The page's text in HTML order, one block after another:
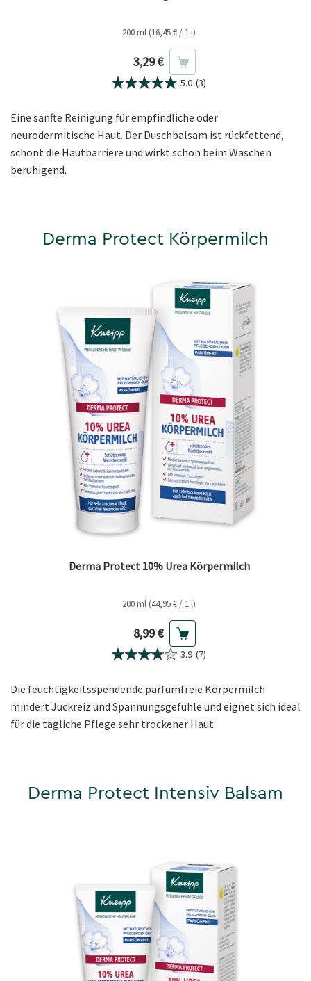
200 ml (16,45 € / 1 l)
Aktueller Preis
3,29 €
5.0 (3)
Eine sanfte Reinigung für empfindliche oder
neurodermitische Haut. Der Duschbalsam ist rückfettend,
schont die Hautbarriere und wirkt schon beim Waschen
beruhigend.
Derma Protect Körpermilch
Derma Protect 10% Urea Körpermilch
200 ml (44,95 € / 1 l)
Aktueller Preis
8,99 €
3.9 (7)
Die feuchtigkeitsspendende parfümfreie Körpermilch
mindert Juckreiz und Spannungsgefühle und eignet sich ideal
für die tägliche Pflege sehr trockener Haut.
Derma Protect Intensiv Balsam